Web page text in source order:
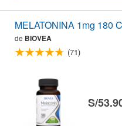
MELATONINA 1mg 180
de BIOVEA
(71)
S/